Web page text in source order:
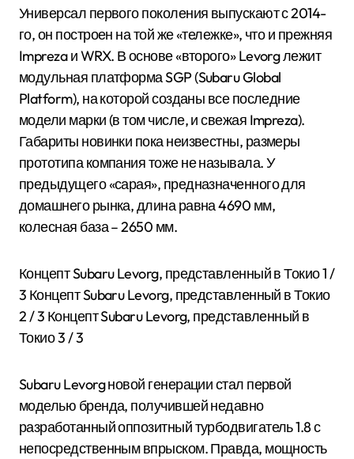
Универсал первого поколения выпускают с 2014-
го, он построен на той же «тележке», что и прежняя
Impreza и WRX. В основе «второго» Levorg лежит
модульная платформа SGP (Subaru Global
Platform), на которой созданы все последние
модели марки (в том числе, и свежая Impreza).
Габариты новинки пока неизвестны, размеры
прототипа компания тоже не называла. У
предыдущего «сарая», предназначенного для
домашнего рынка, длина равна 4690 мм,
колесная база – 2650 мм.
Концепт Subaru Levorg, представленный в Токио1/
3 Концепт Subaru Levorg, представленный в Токио
2/ 3 Концепт Subaru Levorg, представленный в
Токио3/ 3
Subaru Levorg новой генерации стал первой
моделью бренда, получившей недавно
разработанный оппозитный турбодвигатель 1.8 с
непосредственным впрыском. Правда, мощность